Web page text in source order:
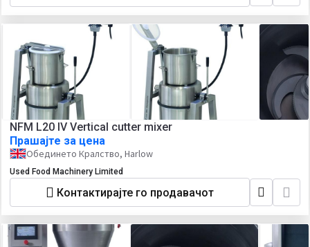
NFM L20 IV Vertical cutter mixer
Прашајте за цена
Обединето Кралство, Harlow
Used Food Machinery Limited
Контактирајте го продавачот